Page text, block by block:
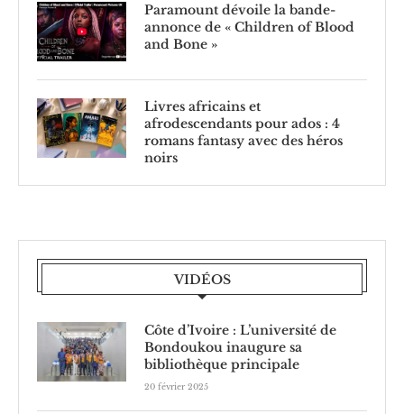
Paramount dévoile la bande-
annonce de « Children of Blood
and Bone »
Livres africains et
afrodescendants pour ados : 4
romans fantasy avec des héros
noirs
VIDÉOS
Côte d’Ivoire : L’université de
Bondoukou inaugure sa
bibliothèque principale
20 février 2025